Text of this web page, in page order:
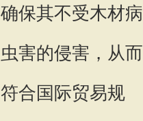
确保其不受木材病
虫害的侵害，从而
符合国际贸易规